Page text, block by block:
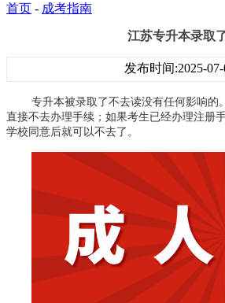
首页 - 成考指南
江苏专升本录取
发布时间:2025-
专升本被录取了不去读没有任何影响的
直接不去办理手续；如果考生已经办理注册
学校同意后就可以不去了。